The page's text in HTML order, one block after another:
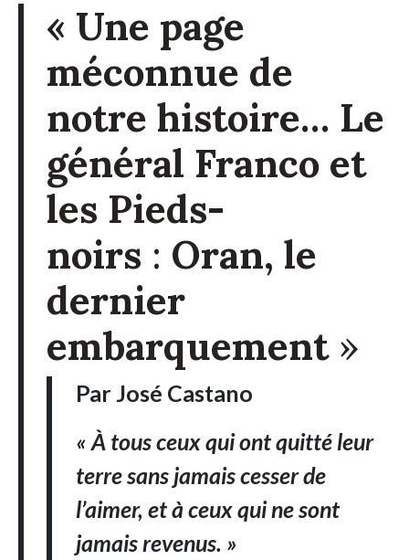
« Une page
méconnue de
notre histoire… Le
général Franco et
les Pieds-
noirs : Oran, le
dernier
embarquement»
Par José Castano
« À tous ceux qui ont quitté leur
terre sans jamais cesser de
l’aimer, et à ceux qui ne sont
jamais revenus. »